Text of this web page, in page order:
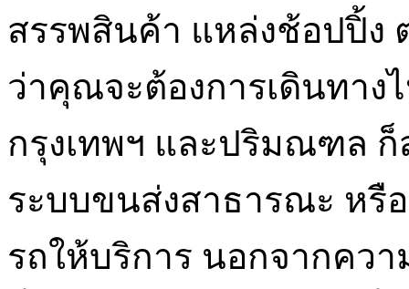
สรรพสินค้า แหล่งช้อปปิ้ง
ว่าคุณจะต้องการเดินทาง
กรุงเทพฯ และปริมณฑล ก็
ระบบขนส่งสาธารณะ หรื
รถให้บริการ นอกจากคว